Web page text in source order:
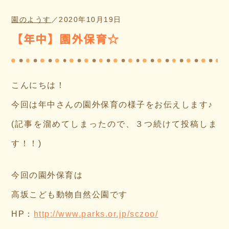
園のようす ／ 2020年10月19日
【年中】園外保育☆
こんにちは！
今回は年中さんの園外保育の様子をお伝えします♪
(記事を溜めてしまったので、３つ続けて投稿しま
す！！)
今回の園外保育は
高坂こども動物自然公園です
HP： http://www.parks.or.jp/sczoo/